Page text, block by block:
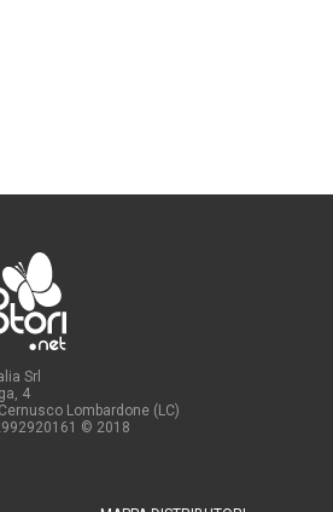
Srl
4
Lombardone (LC)
© 2018